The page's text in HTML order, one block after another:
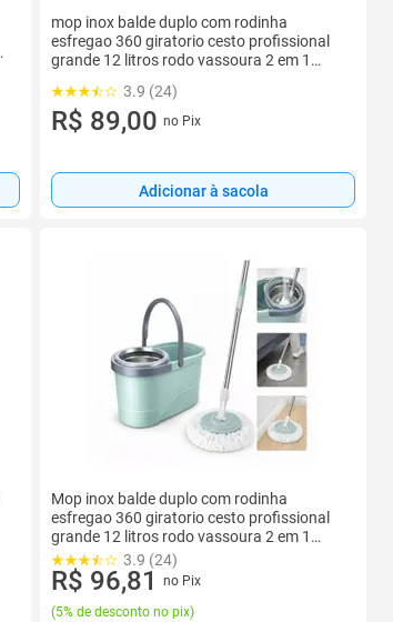
mop inox balde duplo com rodinha
esfregao 360 giratorio cesto profissional
grande 12 litros rodo vassoura 2 em 1
3.9 (24)
R$ 89,00 no Pix
Adicionar à sacola
Mop inox balde duplo com rodinha
esfregao 360 giratorio cesto profissional
grande 12 litros rodo vassoura 2 em 1
limpa s
3.9 (24)
R$ 96,81
no Pix
(5% de desconto no pix)